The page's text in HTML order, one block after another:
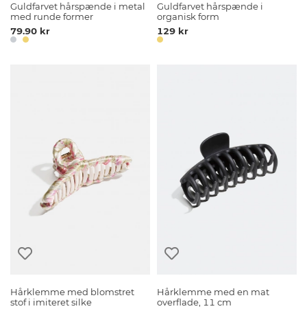
Guldfarvet hårspænde i metal
med runde former
79.90 kr
Guldfarvet hårspænde i
organisk form
129 kr
Hårklemme med blomstret
stof i imiteret silke
Hårklemme med en mat
overflade, 11 cm